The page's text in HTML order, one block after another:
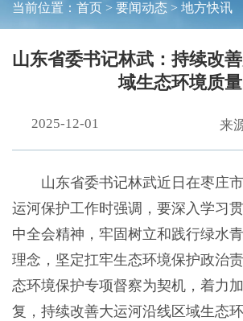
当前位置： 首页> 要闻动态 > 地方快讯
山东省委书记林武：持续改
域生态环境质量
2025-12-01 来
山东省委书记林武近日在枣庄市
运河保护工作时强调，要深入学习
中全会精神，牢固树立和践行绿水
理念，坚定扛牢生态环境保护政治
态环境保护专项督察为契机，着力
复，持续改善大运河沿线区域生态环